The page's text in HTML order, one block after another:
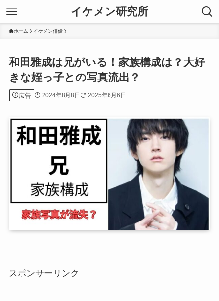
イケメン研究所
ホーム イケメン俳優
和田雅成は兄がいる！家族構成は？大好
きな姪っ子との写真流出？
広告 2024年8月8日 2025年6月6日
スポンサーリンク